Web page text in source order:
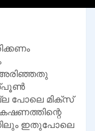
പോലെ മിക്സ്‌
ഇതുപോലെ